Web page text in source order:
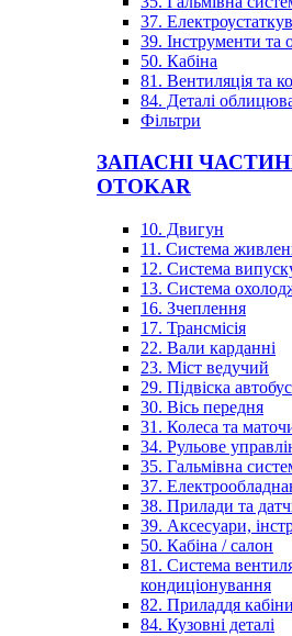
37.
39. Інструменти та
50. Кабіна
81. Вентиляція та
84. Деталі
Фільтри
ЗАПАСНІ
OTOKAR
10. Двигун
11. Система
12. Система
13. Система
16. Зчеплення
17. Трансмісія
22. Вали карданні
23. Міст ведучий
29. Підвіска
30. Вісь передня
31. Колеса та
34. Рульове
35. Гальмівна
37.
38. Прилади та
39. Аксесуари,
50. Кабіна / салон
81. Система
кондиціонування
82. Приладдя
84. Кузовні деталі